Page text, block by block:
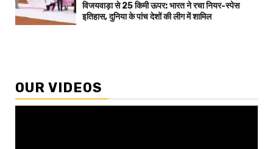
विजयवाड़ा से 25 किमी ऊपर: भारत ने रचा नियर-स्पेस
इतिहास, दुनिया के पांच देशों की लीग में शामिल
OUR VIDEOS